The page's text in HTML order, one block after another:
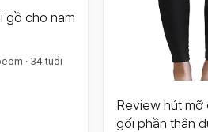
gồ cho nam
· 34 tuổi
Review hút
gối phần thân